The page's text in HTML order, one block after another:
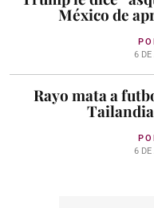
México de
6
Rayo mata a
Tailandia
6